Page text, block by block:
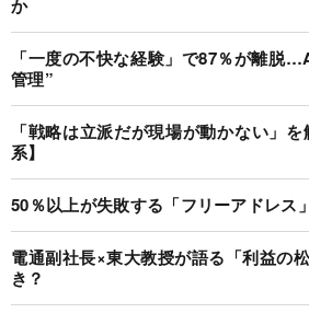
か
「一度の不快な経験」で87％が離脱
管理”
「戦略は立派だが現場が動かない」
系】
50％以上が失敗する「フリーアドレス
電通副社長×東大教授が語る「利益の
き？